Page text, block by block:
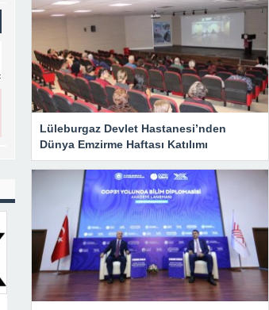
Lüleburgaz Devlet Hastanesi’nden
Dünya Emzirme Haftası Katılımı